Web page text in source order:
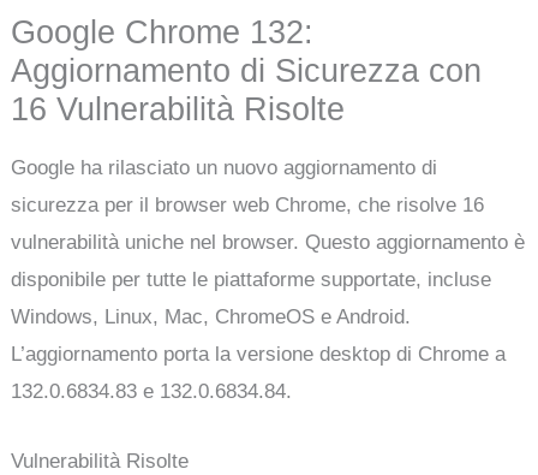
Google Chrome 132:
Aggiornamento di Sicurezza con
16 Vulnerabilità Risolte
Google ha rilasciato un nuovo aggiornamento di
sicurezza per il browser web Chrome, che risolve 16
vulnerabilità uniche nel browser. Questo aggiornamento è
disponibile per tutte le piattaforme supportate, incluse
Windows, Linux, Mac, ChromeOS e Android.
L’aggiornamento porta la versione desktop di Chrome a
132.0.6834.83 e 132.0.6834.84.
Vulnerabilità Risolte